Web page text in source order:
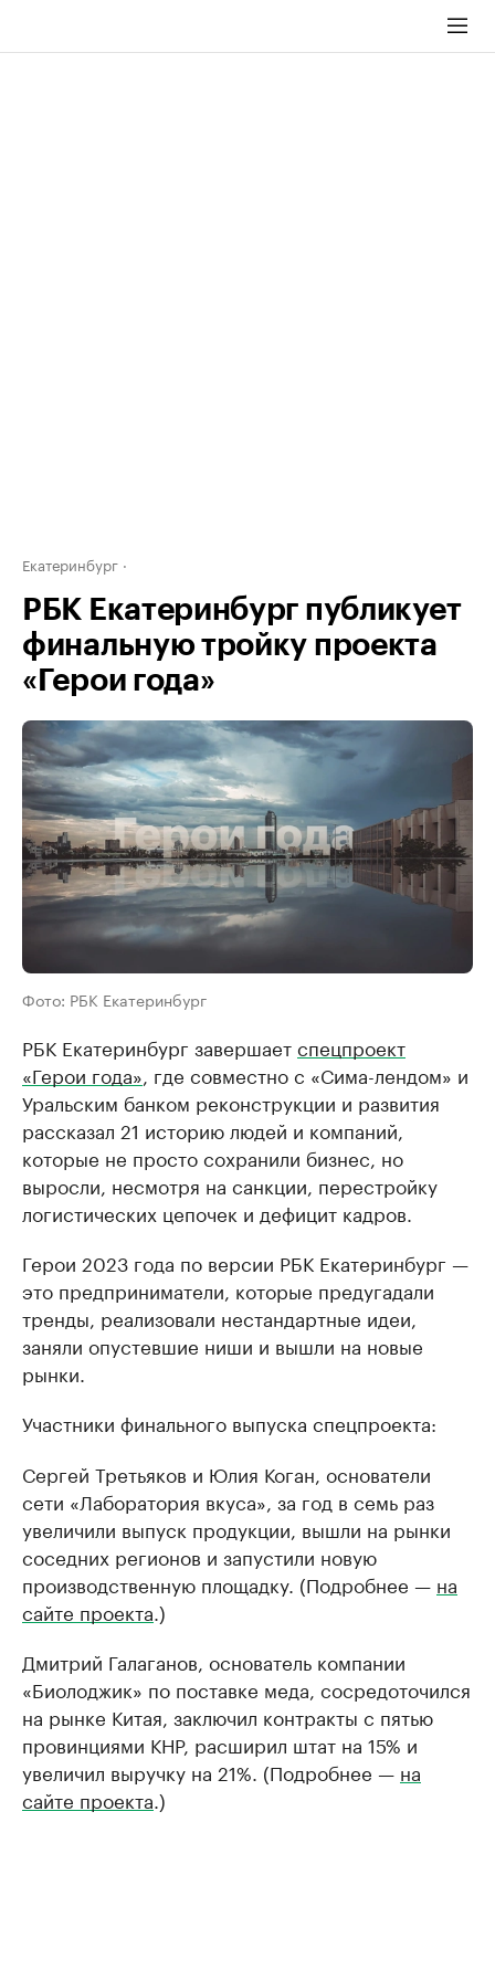
Екатеринбург
РБК Екатеринбург публикует
финальную тройку проекта
«Герои года»
Фото: РБК Екатеринбург
РБК Екатеринбург завершаетспецпроект
«Герои года» , где совместно с «Сима-лендом» и
Уральским банком реконструкции и развития
рассказал 21 историю людей и компаний,
которые не просто сохранили бизнес, но
выросли, несмотря на санкции, перестройку
логистических цепочек и дефицит кадров.
Герои 2023 года по версии РБК Екатеринбург —
это предприниматели, которые предугадали
тренды, реализовали нестандартные идеи,
заняли опустевшие ниши и вышли на новые
рынки.
Участники финального выпуска спецпроекта:
Сергей Третьяков и Юлия Коган, основатели
сети «Лаборатория вкуса», за год в семь раз
увеличили выпуск продукции, вышли на рынки
соседних регионов и запустили новую
производственную площадку. (Подробнее — на
сайте проекта .)
Дмитрий Галаганов, основатель компании
«Биолоджик» по поставке меда, сосредоточился
на рынке Китая, заключил контракты с пятью
провинциями КНР, расширил штат на 15% и
увеличил выручку на 21%. (Подробнее — на
сайте проекта .)